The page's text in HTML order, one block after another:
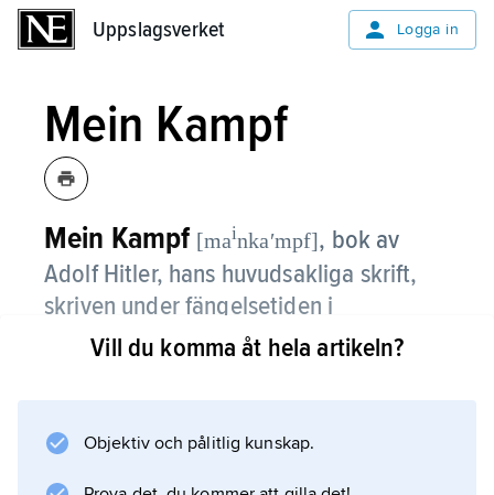
Uppslagsverket Logga in
Mein Kampf
Mein Kampf [mainkaʹmpf], bok av
Adolf Hitler, hans huvudsakliga skrift,
skriven under fängelsetiden i
Landsberg.
1926. Fram till 1930 såldes knappt 20 000
Vill du komma åt hela artikeln?
Objektiv och pålitlig kunskap.